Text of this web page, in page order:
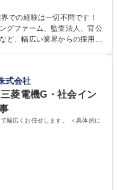
務に精通し、複数の専門性を
的なロー
リアを形成していただきま
かの部門でご活躍いただきま
関しては、別途その他労働条
での経験は一切不問です！
グファーム、監査法人、官公
ど、幅広い業界からの採用実
ポテンシャル採用（第2新
せん。新たな時代を見据え
をつける役割を担いたい、と
学院
式会社
菱電機G・社会イン
幅広くお任せします。 ＜具体的に